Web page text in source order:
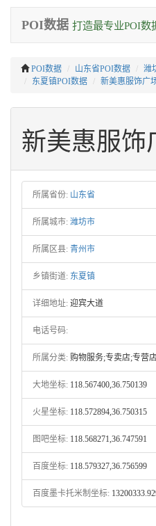
POI数据 打造最专业POI数
POI数据 山东省POI数据 潍
东夏镇POI数据
新美惠服饰广
新美惠服饰
所属省份: 山东省
所属城市: 潍坊市
所属区县: 青州市
乡镇街道: 东夏镇
详细地址: 迎宾大道
电话号码:
所属分类: 购物服务;专卖店;专营
大地坐标: 118.567400,36.750139
火星坐标: 118.572894,36.750315
图吧坐标: 118.568271,36.747591
百度坐标: 118.579327,36.756599
百度墨卡托米制坐标: